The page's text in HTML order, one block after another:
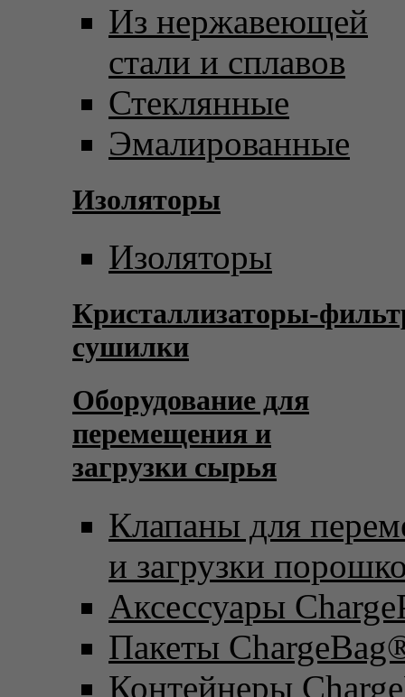
Из нержавеющей
стали и сплавов
Стеклянные
Эмалированные
Изоляторы
Изоляторы
Кристаллизаторы-
сушилки
Оборудование для
перемещения и
загрузки сырья
Клапаны для
и загрузки
Аксессуары
Пакеты
Контейнеры